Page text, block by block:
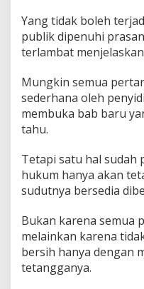
Yang tidak boleh
publik dipenuhi
terlambat
Mungkin semua
sederhana oleh
membuka bab baru
tahu.
Tetapi satu hal sudah
hukum hanya akan
sudutnya bersedia
Bukan karena semua
melainkan karena
bersih hanya dengan
tetangganya.